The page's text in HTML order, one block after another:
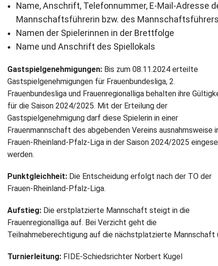
Name, Anschrift, Telefonnummer, E-Mail-Adresse
Mannschaftsführerin bzw. des
Namen der Spielerinnen in der Brettfolge
Name und Anschrift des Spiellokals
Gastspielgenehmigungen: Bis zum 08.11.2024 erteilte
Gastspielgenehmigungen für Frauenbundesliga, 2.
Frauenbundesliga und Frauenregionalliga behalten ihre
für die Saison 2024/2025. Mit der Erteilung der
Gastspielgenehmigung darf diese Spielerin in einer
Frauenmannschaft des abgebenden Vereins ausnahmsweise
Frauen-Rheinland-Pfalz-Liga in der Saison 2024/2025
werden.
Punktgleichheit: Die Entscheidung erfolgt nach der TO der
Frauen-Rheinland-Pfalz-Liga.
Aufstieg: Die erstplatzierte Mannschaft steigt in die
Frauenregionalliga auf. Bei Verzicht geht die
Teilnahmeberechtigung auf die nächstplatzierte Mannschaft
Turnierleitung: FIDE-Schiedsrichter Norbert Kugel